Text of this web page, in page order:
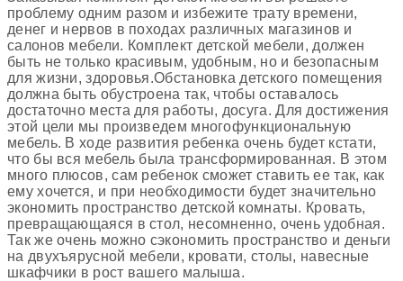
проблему одним разом и избежите трату времени,
денег и нервов в походах различных магазинов и
салонов мебели. Комплект детской мебели, должен
быть не только красивым, удобным, но и безопасным
для жизни,здоровья.Обстановка детского помещения
должна быть обустроена так, чтобы оставалось
достаточно места для работы, досуга.Для достижения
этой цели мы произведем многофункциональную
мебель. В ходе развития ребенка очень будет кстати,
что бы вся мебель была трансформированная. В этом
много плюсов,сам ребенок сможет ставить ее так, как
ему хочется, и при необходимости будет значительно
экономить пространство детской комнаты. Кровать,
превращающаяся в стол, несомненно, очень удобная.
Так же очень можно сэкономить пространство и деньги
на двухъярусной мебели, кровати, столы, навесные
шкафчики в рост вашего малыша.